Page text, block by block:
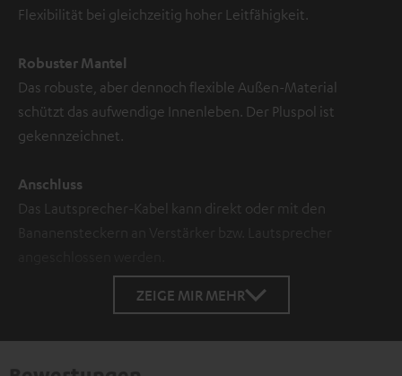
Flexibilität bei gleichzeitig hoher Leitfähigkeit.
Robuster Mantel
Das robuste, aber dennoch flexible Außen-Material
schützt das aufwendige Innenleben. Der Pluspol ist
gekennzeichnet.
Anschluss
Das Lautsprecher-Kabel kann direkt oder mit den
Bananensteckern an Verstärker bzw. Lautsprecher
ZEIGE MIR MEHR